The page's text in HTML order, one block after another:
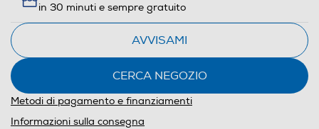
in 30 minuti e sempre gratuito
AVVISAMI
CERCA NEGOZIO
Metodi di pagamento e finanziamenti
Informazioni sulla consegna